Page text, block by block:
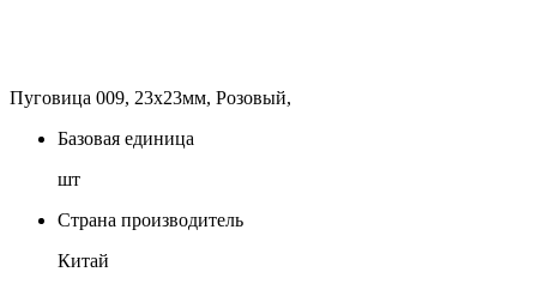
Пуговица 009, 23х23мм, Розовый,
Базовая единица
шт
Страна производитель
Китай